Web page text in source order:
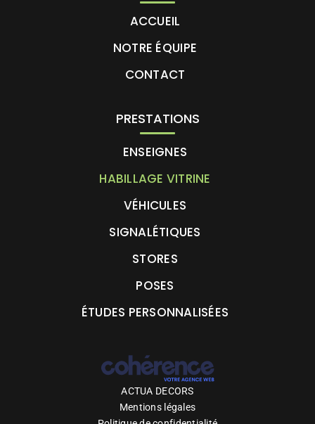
ACCUEIL
NOTRE ÉQUIPE
CONTACT
PRESTATIONS
ENSEIGNES
HABILLAGE VITRINE
VÉHICULES
SIGNALÉTIQUES
STORES
POSES
ÉTUDES PERSONNALISÉES
ACTUA DECORS
Mentions légales